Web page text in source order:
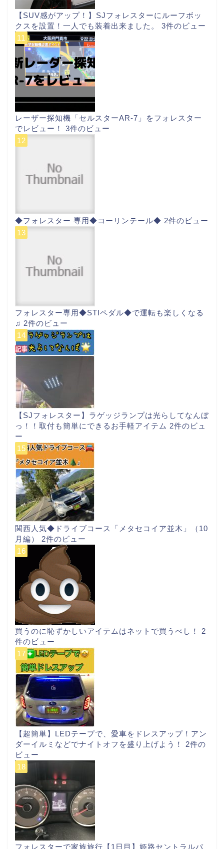
【SUV感がアップ！】SJフォレスターにルーフボッ
クスを設置！一人でも装着出来ました。 3件のビュー
レーザー探知機「セルスターAR-7」をフォレスター
でレビュー！ 3件のビュー
◆フォレスター 専用◆コーリンテール◆ 2件のビュー
フォレスター専用◆STIペダル◆で運転も楽しくなる
♫ 2件のビュー
【SJフォレスター】ラゲッジランプは光らしてなんぼ
っ！！取付も簡単にできるお手軽アイテム 2件のビュ
ー
関西人気◆ドライブコース「メタセコイア並木」（10
月編） 2件のビュー
買うのに恥ずかしいアイテムはネットで買うべし！ 2
件のビュー
【超簡単】LEDテープで、愛車をドレスアップ！アン
ダーイルミなどでナイトオフを盛り上げよう！ 2件の
ビュー
フォレスターで家族旅行【1日目】姫路セントラルパ